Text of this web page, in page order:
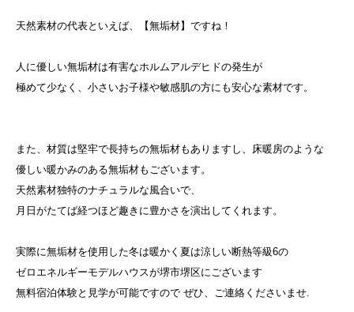
天然素材の代表といえば、【無垢材】ですね！
人に優しい無垢材は有害なホルムアルデヒドの発生が
極めて少なく、小さいお子様や敏感肌の方にも安心な素材です。
また、材質は堅牢で長持ちの無垢材もありますし、床暖房のような
優しい暖かみのある無垢材もございます。
天然素材独特のナチュラルな風合いで、
月日がたてば経つほど趣きに豊かさを演出してくれます。
実際に無垢材を使用した冬は暖かく夏は涼しい断熱等級6の
ゼロエネルギーモデルハウスが堺市堺区にございます
無料宿泊体験と見学が可能ですので ぜひ、ご連絡くださいませ.